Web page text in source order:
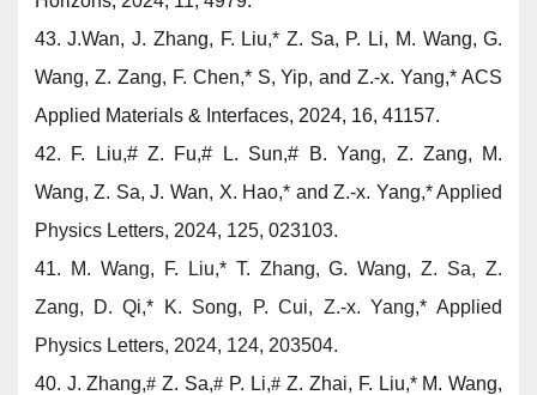
43.J.Wan, J. Zhang, F. Liu,* Z. Sa, P. Li, M. Wang, G.
Wang, Z. Zang, F. Chen,* S, Yip, andZ.-x. Yang,*ACS
Applied Materials & Interfaces, 2024, 16, 41157.
42.
F. Liu,# Z. Fu,# L. Sun,# B. Yang, Z. Zang, M.
Wang, Z. Sa, J. Wan, X. Hao,* andZ.-x. Yang,*Applied
Physics Letters, 2024, 125, 023103.
41.
M. Wang, F. Liu,*T. Zhang, G. Wang, Z. Sa, Z.
Zang, D. Qi,* K. Song, P. Cui, Z.-x. Yang,* Applied
Physics Letters, 2024, 124, 203504.
40. J. Zhang,# Z. Sa,# P. Li,# Z. Zhai, F. Liu,* M. Wang,